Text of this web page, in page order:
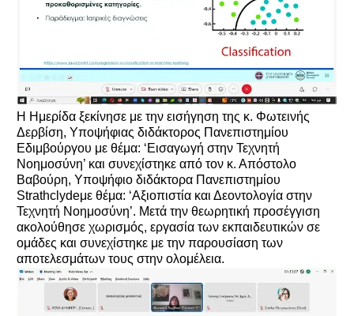
Η Ημερίδα ξεκίνησε με την εισήγηση της κ. Φωτεινής
Δερβίση, Υποψήφιας διδάκτορος Πανεπιστημίου
Εδιμβούργου με θέμα: ‘Εισαγωγή στην Τεχνητή
Νοημοσύνη’ και συνεχίστηκε από τον κ. Απόστολο
Βαβούρη, Υποψήφιο διδάκτορα Πανεπιστημίου
Strathclydeμε θέμα: ‘Αξιοπιστία και Δεοντολογία στην
Τεχνητή Νοημοσύνη’. Μετά την θεωρητική προσέγγιση
ακολούθησε χωρισμός, εργασία των εκπαιδευτικών σε
ομάδες και συνεχίστηκε με την παρουσίαση των
αποτελεσμάτων τους στην ολομέλεια.